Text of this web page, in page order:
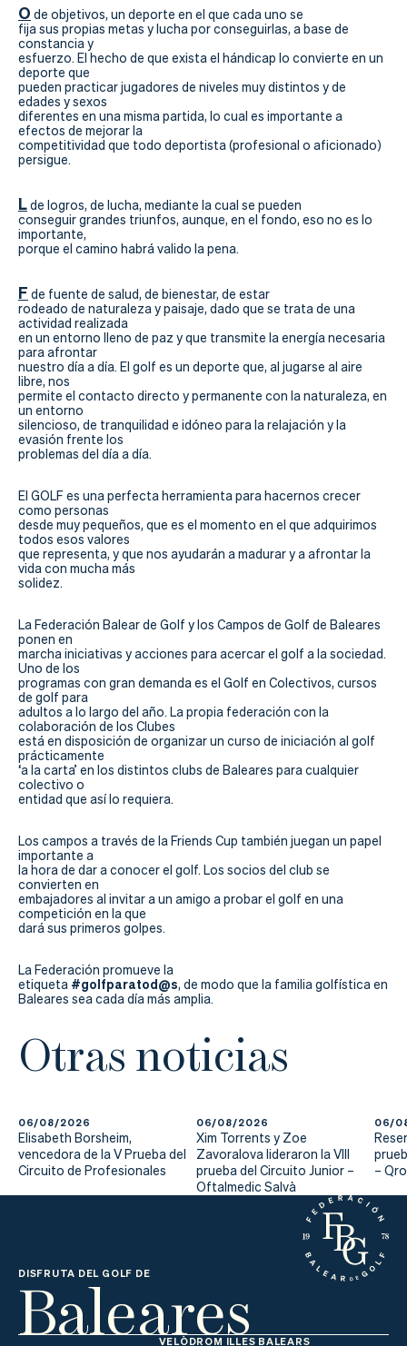
O de objetivos, un deporte en el que cada uno se
fija sus propias metas y lucha por conseguirlas, a base de
constancia y
esfuerzo. El hecho de que exista el hándicap lo convierte en un
deporte que
pueden practicar jugadores de niveles muy distintos y de
edades y sexos
diferentes en una misma partida, lo cual es importante a
efectos de mejorar la
competitividad que todo deportista (profesional o aficionado)
persigue.
Lde logros, de lucha, mediante la cual se pueden
conseguir grandes triunfos, aunque, en el fondo, eso no es lo
importante,
porque el camino habrá valido la pena.
F de fuente de salud, de bienestar, de estar
rodeado de naturaleza y paisaje, dado que se trata de una
actividad realizada
en un entorno lleno de paz y que transmite la energía necesaria
para afrontar
nuestro día a día. El golf es un deporte que, al jugarse al aire
libre, nos
permite el contacto directo y permanente con la naturaleza, en
un entorno
silencioso, de tranquilidad e idóneo para la relajación y la
evasión frente los
problemas del día a día.
El GOLF es una perfecta herramienta para hacernos crecer
como personas
desde muy pequeños, que es el momento en el que adquirimos
todos esos valores
que representa, y que nos ayudarán a madurar y a afrontar la
vida con mucha más
solidez.
La Federación Balear de Golf y los Campos de Golf de Baleares
ponen en
marcha iniciativas y acciones para acercar el golf a la sociedad.
Uno de los
programas con gran demanda es el Golf en Colectivos, cursos
de golf para
adultos a lo largo del año. La propia federación con la
colaboración de los Clubes
está en disposición de organizar un curso de iniciación al golf
prácticamente
‘a la carta’ en los distintos clubs de Baleares para cualquier
colectivo o
entidad que así lo requiera.
Los campos a través de la Friends Cup también juegan un papel
importante a
la hora de dar a conocer el golf. Los socios del club se
convierten en
embajadores al invitar a un amigo a probar el golf en una
competición en la que
dará sus primeros golpes.
La Federación promueve la
etiqueta #golfparatod@s, de modo que la familia golfística en
Baleares sea cada día más amplia.
Otras noticias
06/08/2026
Elisabeth Borsheim,
vencedora de la V Prueba del
Circuito de Profesionales
06/08/2026
Xim Torrents y Zoe
Zavoralova lideraron la VIII
prueba del Circuito Junior –
Oftalmedic Salvà
06/
–
DISFRUTA DEL GOLF DE
Baleares
VELÒDROM ILLES BALEARS